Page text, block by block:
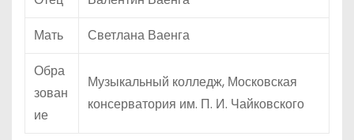
Мать
Светлана Ваенга
Обра
зован
ие
Музыкальный колледж, Московская
консерватория им. П. И. Чайковского